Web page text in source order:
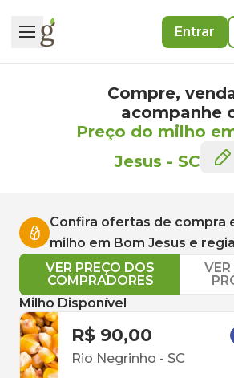
Entrar
Compre,
acompanhe
Preço do milho
Jesus - SC
Confira ofertas de compra
milho em Bom Jesus e
VER PREÇO DOS
COMPRADORES
VER
Milho Disponível
R$ 90,00
Rio Negrinho - SC